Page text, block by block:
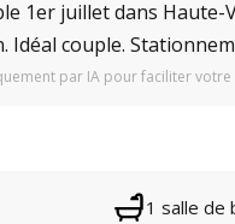
1er juillet dans Haute-
Idéal couple.
par IA pour faciliter votre
1 salle de